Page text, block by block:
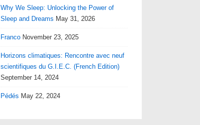
Why We Sleep: Unlocking the Power of
Sleep and Dreams May 31, 2026
Franco November 23, 2025
Horizons climatiques: Rencontre avec neuf
scientifiques du G.I.E.C. (French Edition)
September 14, 2024
Pédés May 22, 2024